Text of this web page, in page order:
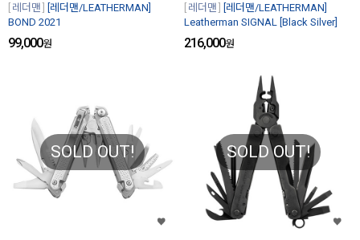
레더맨
[레더맨/LEATHERMAN]
BOND 2021
99,000원
레더맨
[레더맨/LEATHERMAN]
Leatherman SIGNAL [Black Silver]
216,000원
SOLD OUT! SOLD OUT!